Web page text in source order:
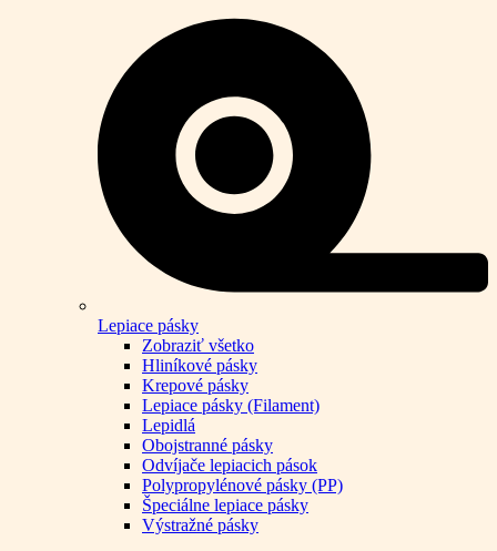
Lepiace pásky
Zobraziť všetko
Hliníkové pásky
Krepové pásky
Lepiace pásky (Filament)
Lepidlá
Obojstranné pásky
Odvíjače lepiacich pások
Polypropylénové pásky (PP)
Špeciálne lepiace pásky
Výstražné pásky